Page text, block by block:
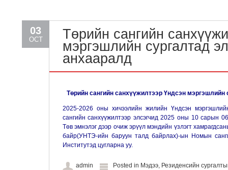
03
OCT
Төрийн сангийн
мэргэшлийн сургалтад
анхааралд
Төрийн сангийн санхүүжилтээр Үндсэн мэргэшлийн
2025-2026 оны хичээлийн жилийн Үндсэн
сангийн санхүүжилтээр элсэгчид 2025 оны 10
Төв эмнэлэг дээр очиж эрүүл мэндийн үзлэгт
байр(УНТЭ-ийн баруун талд байрлах)-ын Номын
Институтэд цугларна уу.
admin Posted in Мэдээ, Резиденсийн